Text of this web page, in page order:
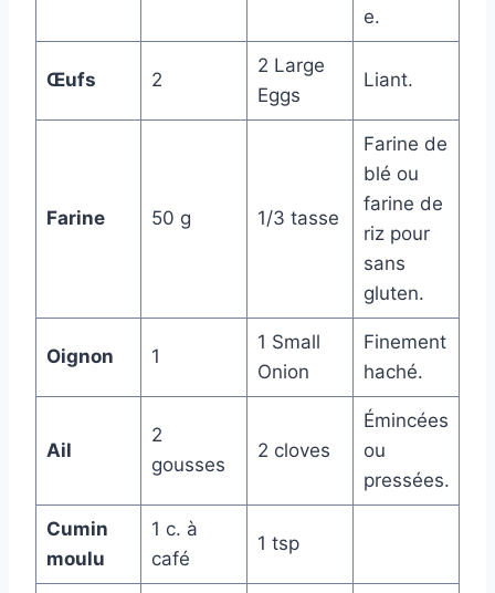
e.
Œufs 2
2 Large
Eggs
Liant.
Farine 50 g 1/3 tasse
Farine de
blé ou
farine de
riz pour
sans
gluten.
Oignon 1
1 Small
Onion
Finement
haché.
Ail
2
gousses
2 cloves
Émincées
ou
pressées.
Cumin
moulu
1 c. à
café
1 tsp